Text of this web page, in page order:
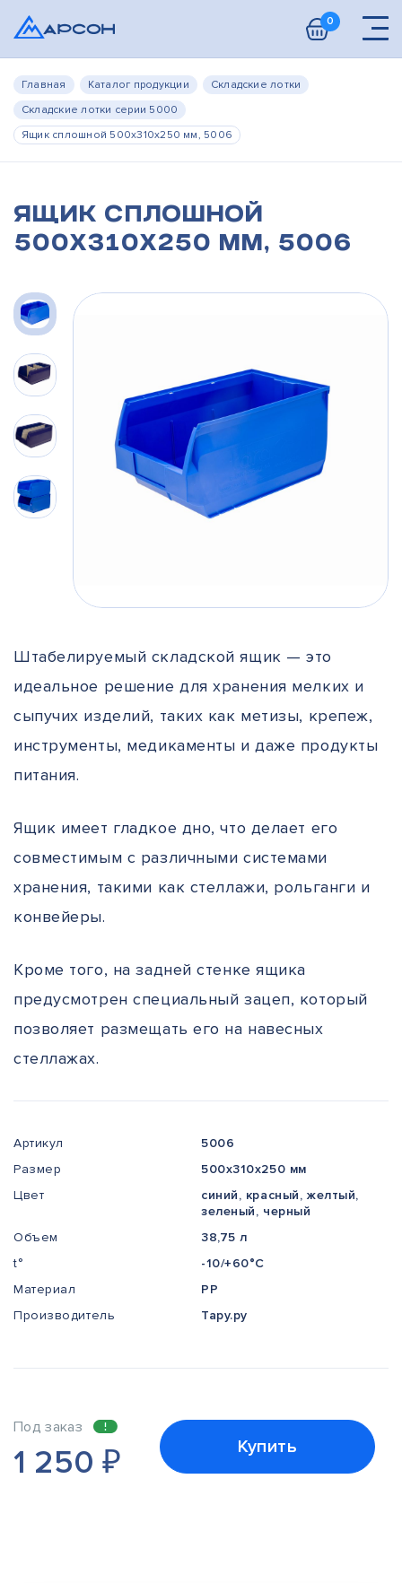
0
Главная Каталог продукции
Складские лотки
Складские лотки серии 5000
Ящик сплошной 500х310х250 мм, 5006
Ящик сплошной
500х310х250 мм, 5006
Штабелируемый складской ящик — это
идеальное решение для хранения мелких и
сыпучих изделий, таких как метизы, крепеж,
инструменты, медикаменты и даже продукты
питания.
Ящик имеет гладкое дно, что делает его
совместимым с различными системами
хранения, такими как стеллажи, рольганги и
конвейеры.
Кроме того, на задней стенке ящика
предусмотрен специальный зацеп, который
позволяет размещать его на навесных
стеллажах.
Артикул
5006
Размер
500x310x250 мм
Цвет
синий, красный, желтый,
зеленый, черный
Объем
38,75 л
t°
-10/+60°С
Материал
PP
Производитель
Тару.ру
Под заказ
1 250₽ Купить